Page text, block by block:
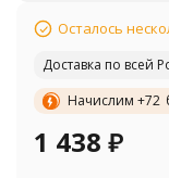
Осталось
Доставка по всей
Начислим +72
1 438 ₽